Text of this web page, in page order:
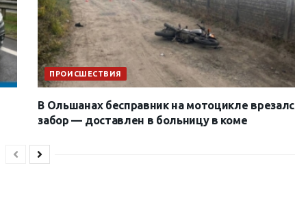
ПРОИСШЕСТВИЯ
В Ольшанах бесправник на мотоцикле
забор — доставлен в больницу в коме